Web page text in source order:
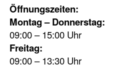
Öffnungszeiten:
Montag – Donnerstag:
09:00 – 15:00 Uhr
Freitag:
09:00 – 13:30 Uhr